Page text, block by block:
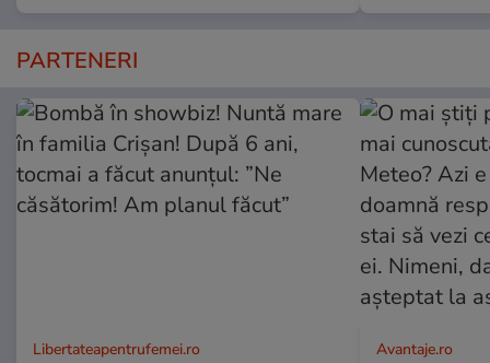
PARTENERI
Libertateapentrufemei.ro Avantaje.ro